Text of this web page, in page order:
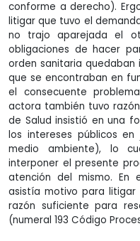
conforme a derecho).
litigar que tuvo el
no trajo aparejada el
obligaciones de hacer
orden sanitaria quedaban
que se encontraban en
el consecuente
actora también tuvo
de Salud insistió en una
los intereses públicos
medio ambiente), lo
interponer el presente
atención del mismo. En
asistía motivo para
razón suficiente para
(numeral 193 Código